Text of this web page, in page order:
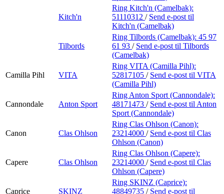
Kitch'n
Ring Kitch'n (Camelbak):
51110312 / Send e-post til
Kitch'n (Camelbak)
Tilbords
Ring Tilbords (Camelbak): 45 97
61 93 / Send e-post til Tilbords
(Camelbak)
Camilla Pihl VITA
Ring VITA (Camilla Pihl):
52817105 / Send e-post til VITA
(Camilla Pihl)
Cannondale Anton Sport
Ring Anton Sport (Cannondale):
48171473 / Send e-post til Anton
Sport (Cannondale)
Canon Clas Ohlson
Ring Clas Ohlson (Canon):
23214000 / Send e-post til Clas
Ohlson (Canon)
Capere Clas Ohlson
Ring Clas Ohlson (Capere):
23214000 / Send e-post til Clas
Ohlson (Capere)
Caprice SKINZ
Ring SKINZ (Caprice):
48849735 / Send e-post til